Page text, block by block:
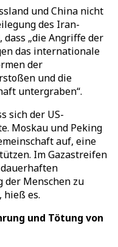
und China nicht
des Iran-
dass „die Angriffe der
das internationale
der
und die
untergraben“.
sich der US-
Moskau und Peking
auf, eine
Im Gazastreifen
der Menschen zu
es.
und Tötung von